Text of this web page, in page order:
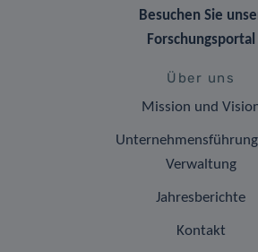
Besuchen Sie
Forschungsportal
Über uns
Mission und
Verwaltung
Jahresberichte
Kontakt